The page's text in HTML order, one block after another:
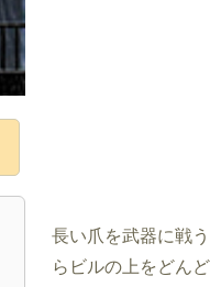
長い爪を武器に戦
らビルの上をどん